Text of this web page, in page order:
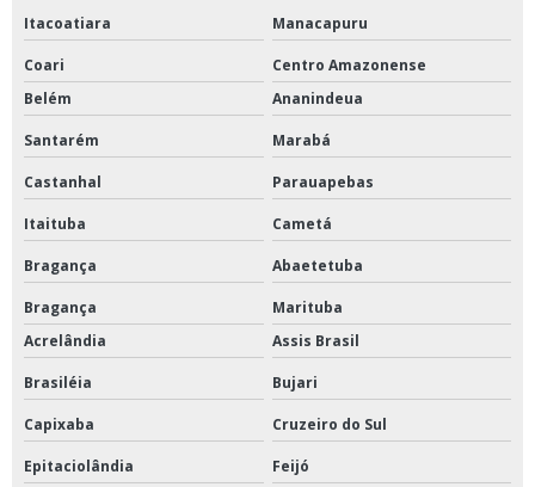
Itacoatiara Manacapuru
Coari
Centro Amazonense
Belém
Ananindeua
Santarém Marabá
Castanhal Parauapebas
Itaituba Cametá
Bragança Abaetetuba
Bragança
Marituba
Acrelândia
Assis Brasil
Brasiléia Bujari
Capixaba Cruzeiro do Sul
Epitaciolândia Feijó